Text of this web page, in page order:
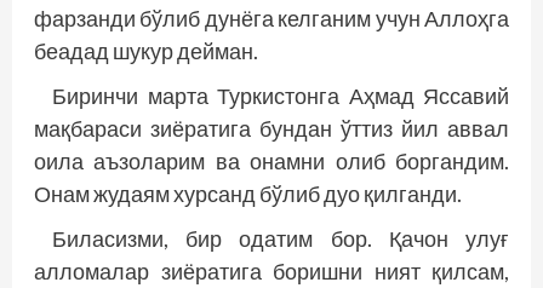
фарзанди бўлиб дунёга келганим учун Аллоҳга
беадад шукур дейман.
Биринчи марта Туркистонга Аҳмад Яссавий
мақбараси зиёратига бундан ўттиз йил аввал
оила аъзоларим ва онамни олиб боргандим.
Онам жудаям хурсанд бўлиб дуо қилганди.
Биласизми, бир одатим бор. Қачон улуғ
алломалар зиёратига боришни ният қилсам,